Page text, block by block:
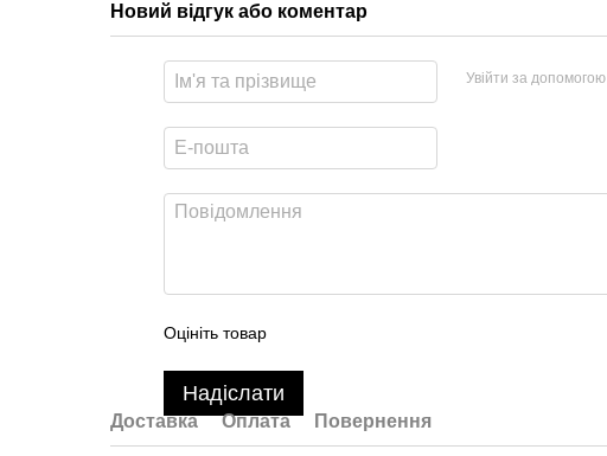
Новий відгук або коментар
Увійти за допомогою
Оцініть товар
Надіслати
Доставка Оплата Повернення